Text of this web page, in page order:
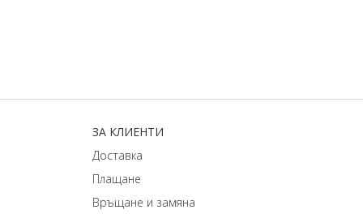
ЗA КЛИЕНТИ
Доставка
Плащане
Връщане и замяна